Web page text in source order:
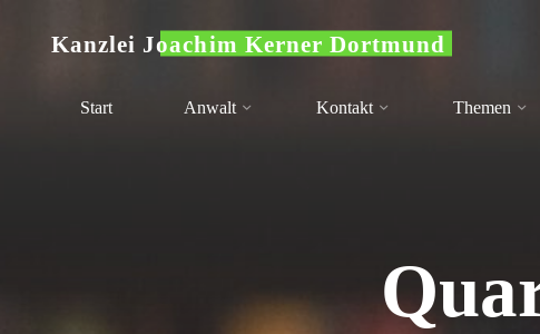
Kanzlei Joachim Kerner Dortmund
Start Anwalt Kontakt Themen